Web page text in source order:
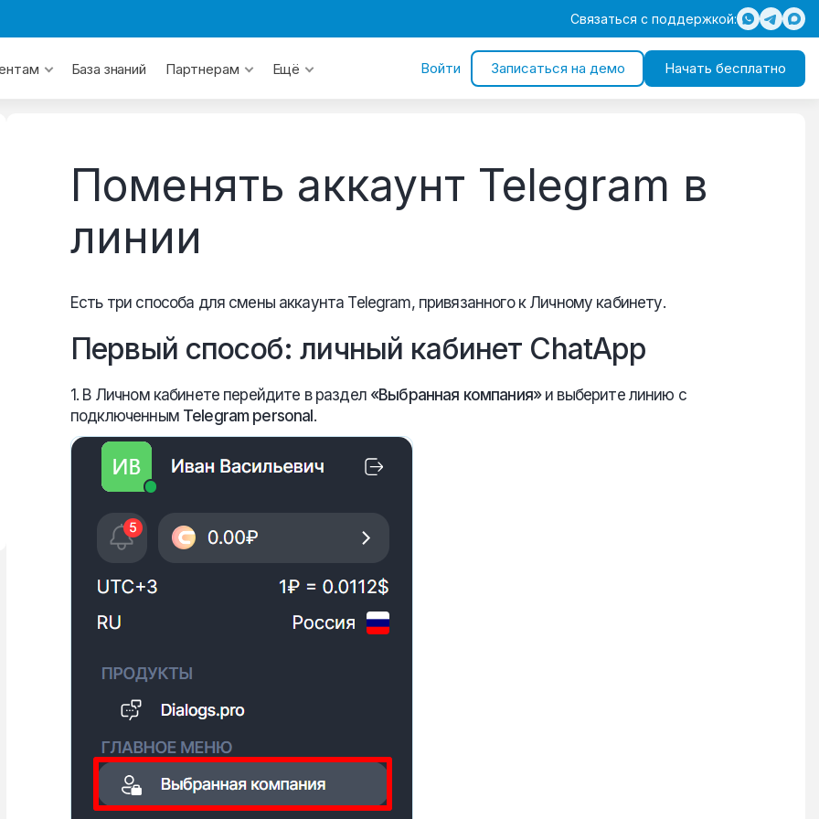
Связаться с поддержкой:
База знаний Партнерам Ещё Войти Записаться на демо Начать бесплатно
Поменять аккаунт Telegram в
линии
Есть три способа для смены аккаунта Telegram, привязанного к Личному кабинету.
Первый способ: личный кабинет ChatApp
1. В Личном кабинете перейдите в раздел «Выбранная компания»и выберите линию с
подключенным Telegram personal .